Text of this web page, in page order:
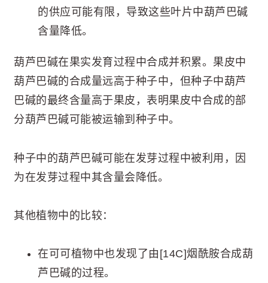
的供应可能有限，导致这些叶片中葫芦巴碱
含量降低。
葫芦巴碱在果实发育过程中合成并积累。果皮中
葫芦巴碱的合成量远高于种子中，但种子中葫芦
巴碱的最终含量高于果皮，表明果皮中合成的部
分葫芦巴碱可能被运输到种子中。
种子中的葫芦巴碱可能在发芽过程中被利用，因
为在发芽过程中其含量会降低。
其他植物中的比较：
在可可植物中也发现了由[14C]烟酰胺合成葫
芦巴碱的过程。